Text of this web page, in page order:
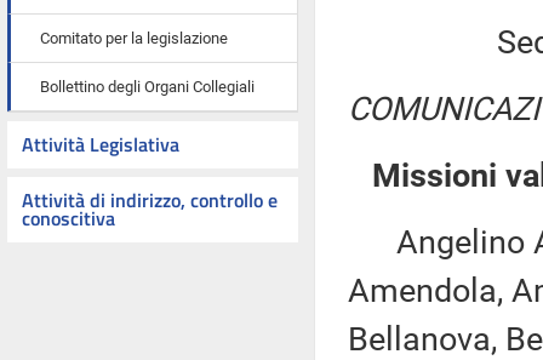
Comitato per la legislazione
Bollettino degli Organi Collegiali
Attività Legislativa
Attività di indirizzo, controllo e
conoscitiva
Missioni
Angelino
Amendola,
Bellanova,